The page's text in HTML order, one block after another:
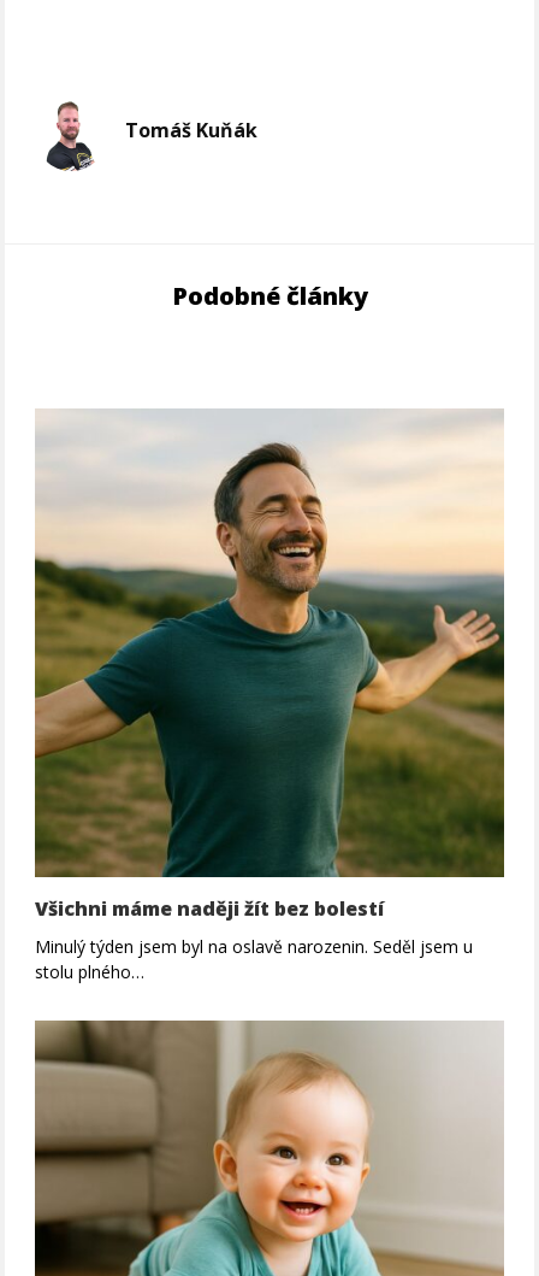
Tomáš Kuňák
Podobné články
Všichni máme naději žít bez bolestí
Minulý týden jsem byl na oslavě narozenin. Seděl jsem u
stolu plného…